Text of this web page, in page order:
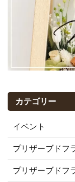
カテゴリー
イベント
プリザーブドフ
プリザーブドフ